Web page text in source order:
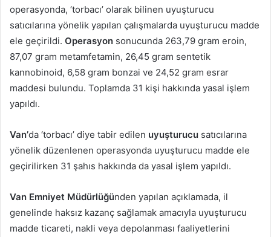
operasyonda, ‘torbacı’ olarak bilinen uyuşturucu
satıcılarına yönelik yapılan çalışmalarda uyuşturucu madde
ele geçirildi. Operasyon sonucunda 263,79 gram eroin,
87,07 gram metamfetamin, 26,45 gram sentetik
kannobinoid, 6,58 gram bonzai ve 24,52 gram esrar
maddesi bulundu. Toplamda 31 kişi hakkında yasal işlem
yapıldı.
Van’da ‘torbacı’ diye tabir edilen uyuşturucu satıcılarına
yönelik düzenlenen operasyonda uyuşturucu madde ele
geçirilirken 31 şahıs hakkında da yasal işlem yapıldı.
Van Emniyet Müdürlüğünden yapılan açıklamada, il
genelinde haksız kazanç sağlamak amacıyla uyuşturucu
madde ticareti, nakli veya depolanması faaliyetlerini